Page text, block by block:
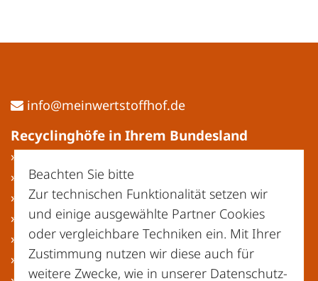
ed.fohffotstrewniem@ofni
Recyclinghöfe in Ihrem Bundesland
» Baden-Württemberg
» Bayern
» Berlin
» Brandenburg
» Bremen
» Hamburg
Beachten Sie bitte
Zur technischen Funktionalität setzen wir
und einige ausgewählte Partner Cookies
oder vergleichbare Techniken ein. Mit Ihrer
Zustimmung nutzen wir diese auch für
weitere Zwecke, wie in unserer Datenschutz-